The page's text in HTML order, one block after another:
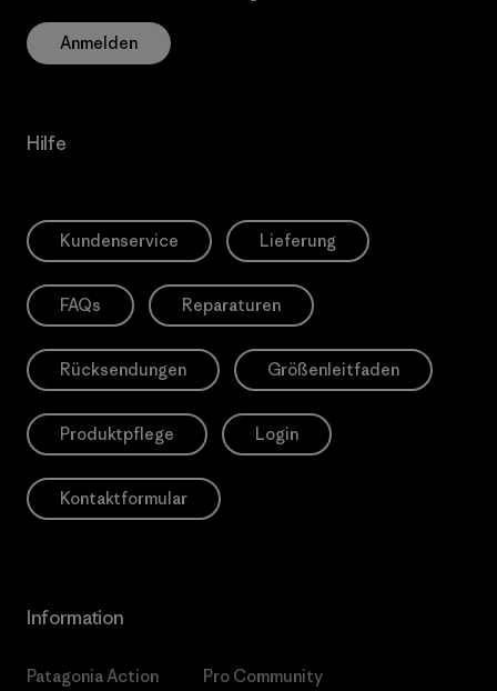
Anmelden
Hilfe
Kundenservice Lieferung
FAQs Reparaturen
Rücksendungen Größenleitfaden
Produktpflege Login
Kontaktformular
Information
Patagonia Action
Pro Community